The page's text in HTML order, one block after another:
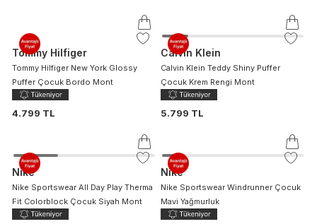
Tommy Hilfiger
Tommy Hilfiger New York Glossy
Puffer Çocuk Bordo Mont
4.799 TL
Calvin Klein
Calvin Klein Teddy Shiny Puffer
Çocuk Krem Rengi Mont
5.799 TL
Nike
Nike Sportswear All Day Play Therma
Fit Colorblock Çocuk Siyah Mont
Nike
Nike Sportswear Windrunner Çocuk
Mavi Yağmurluk